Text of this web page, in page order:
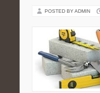
POSTED BY ADMIN